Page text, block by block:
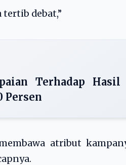
debat,”
Terhadap Hasil
Persen
atribut